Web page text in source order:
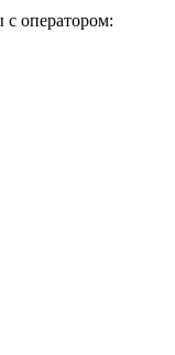
с оператором: